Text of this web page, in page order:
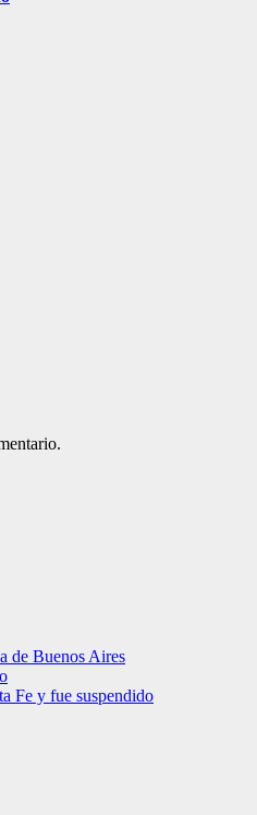
de Buenos Aires
Fe y fue suspendido